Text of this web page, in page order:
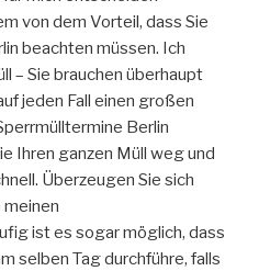
von dem Vorteil, dass Sie
beachten müssen. Ich
– Sie brauchen überhaupt
jeden Fall einen großen
Berlin
Ihren ganzen Müll weg und
Überzeugen Sie sich
ist es sogar möglich, dass
selben Tag durchführe, falls